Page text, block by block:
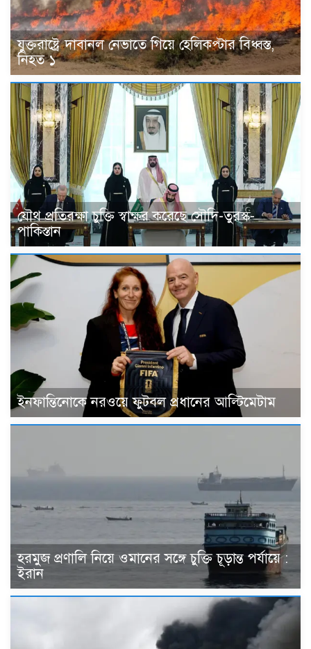
যুক্তরাষ্ট্রে দাবানল নেভাতে গিয়ে হেলিকপ্টার বিধ্বস্ত,
নিহত ১
যৌথ প্রতিরক্ষা চুক্তি স্বাক্ষর করেছে সৌদি-তুরস্ক-
পাকিস্তান
ইনফান্তিনোকে নরওয়ে ফুটবল প্রধানের আল্টিমেটাম
হরমুজ প্রণালি নিয়ে ওমানের সঙ্গে চুক্তি চূড়ান্ত পর্যায়ে :
ইরান